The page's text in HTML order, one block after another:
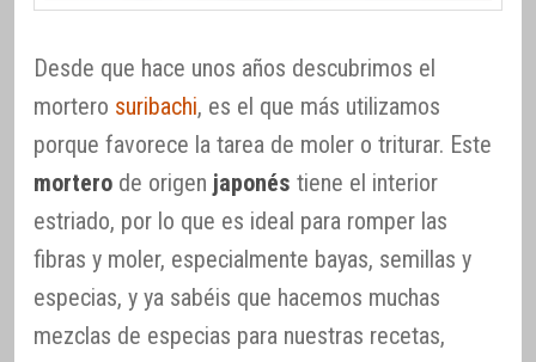
Desde que hace unos años descubrimos el
mortero suribachi, es el que más utilizamos
porque favorece la tarea de moler o triturar. Este
mortero de origen japonés tiene el interior
estriado, por lo que es ideal para romper las
fibras y moler, especialmente bayas, semillas y
especias, y ya sabéis que hacemos muchas
mezclas de especias para nuestras recetas,